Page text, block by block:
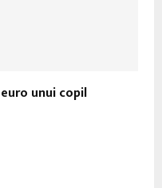
unui copil